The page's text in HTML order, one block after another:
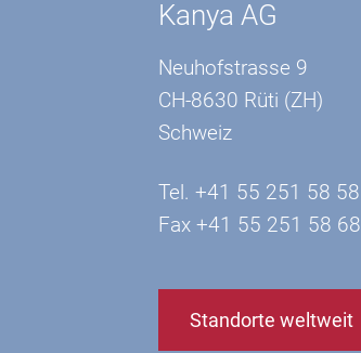
Kanya AG
Neuhofstrasse 9
CH-8630 Rüti (ZH)
Schweiz
Tel. +41 55 251 58 58
Fax +41 55 251 58 68
Standorte weltweit